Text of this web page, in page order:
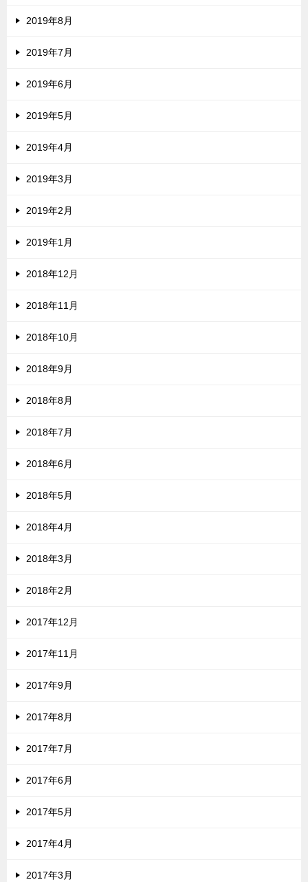
2019年8月
2019年7月
2019年6月
2019年5月
2019年4月
2019年3月
2019年2月
2019年1月
2018年12月
2018年11月
2018年10月
2018年9月
2018年8月
2018年7月
2018年6月
2018年5月
2018年4月
2018年3月
2018年2月
2017年12月
2017年11月
2017年9月
2017年8月
2017年7月
2017年6月
2017年5月
2017年4月
2017年3月